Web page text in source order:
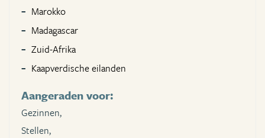
Marokko
Madagascar
Zuid-Afrika
Kaapverdische eilanden
Aangeraden voor:
Gezinnen,
Stellen,